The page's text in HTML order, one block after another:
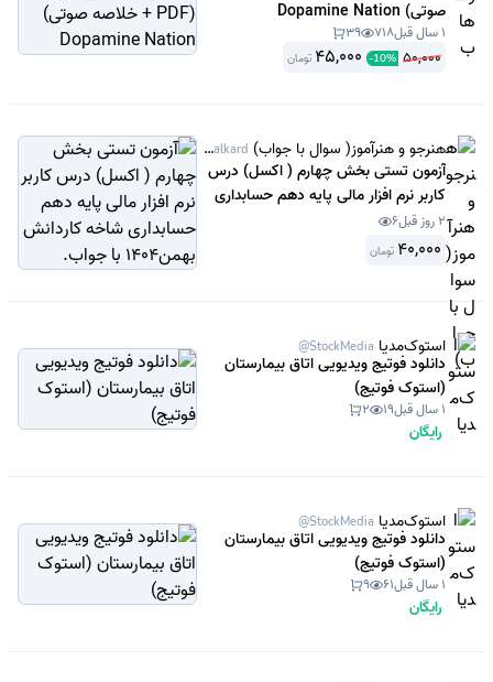
صوتی) Dopamine Nation
1 سال قبل 718
39
50,000
-10%
45,000 تومان
هنرجو و هنرآموز( سوال با جواب) @Sanjeshamalkard
آزمون تستی بخش چهارم ( اکسل) درس
کاربر نرم افزار مالی پایه دهم حسابداری
شاخه کاردانش بهمن1404 با جواب.
2 روز قبل 6
40,000 تومان
استوک‌مدیا @StockMedia
دانلود فوتیج ویدیویی اتاق بیمارستان
(استوک فوتیج)
1 سال قبل 19
2
رایگان
استوک‌مدیا @StockMedia
دانلود فوتیج ویدیویی اتاق بیمارستان
(استوک فوتیج)
1 سال قبل 61
9
رایگان